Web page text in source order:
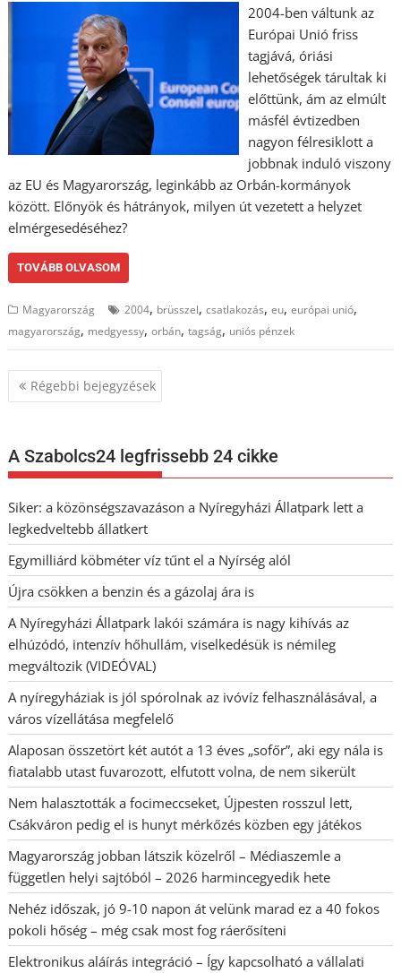
2004-ben váltunk az
Európai Unió friss
tagjává, óriási
lehetőségek tárultak ki
előttünk, ám az elmúlt
másfél évtizedben
nagyon félresiklott a
jobbnak induló viszony
az EU és Magyarország, leginkább az Orbán-kormányok
között. Előnyök és hátrányok, milyen út vezetett a helyzet
elmérgesedéséhez?
TOVÁBB OLVASOM
Magyarország 2004, brüsszel,csatlakozás,eu,európai unió,
magyarország, medgyessy,orbán,tagság, uniós pénzek
Bejegyzés
navigáció
Régebbi bejegyzések
A Szabolcs24 legfrissebb 24 cikke
Siker: a közönségszavazáson a Nyíregyházi Állatpark lett a
legkedveltebb állatkert
Egymilliárd köbméter víz tűnt el a Nyírség alól
Újra csökken a benzin és a gázolaj ára is
A Nyíregyházi Állatpark lakói számára is nagy kihívás az
elhúzódó, intenzív hőhullám, viselkedésük is némileg
megváltozik (VIDEÓVAL)
A nyíregyháziak is jól spórolnak az ivóvíz felhasználásával, a
város vízellátása megfelelő
Alaposan összetört két autót a 13 éves „sofőr”, aki egy nála is
fiatalabb utast fuvarozott, elfutott volna, de nem sikerült
Nem halasztották a focimeccseket, Újpesten rosszul lett,
Csákváron pedig el is hunyt mérkőzés közben egy játékos
Magyarország jobban látszik közelről – Médiaszemle a
független helyi sajtóból – 2026 harmincegyedik hete
Nehéz időszak, jó 9-10 napon át velünk marad ez a 40 fokos
pokoli hőség – még csak most fog ráerősíteni
Elektronikus aláírás integráció – Így kapcsolható a vállalati